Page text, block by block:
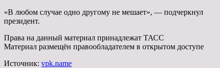
«В любом случае одно другому не мешает», — подчеркнул
президент.
Права на данный материал принадлежат ТАСС
Материал размещён правообладателем в открытом доступе
Источник: vpk.name